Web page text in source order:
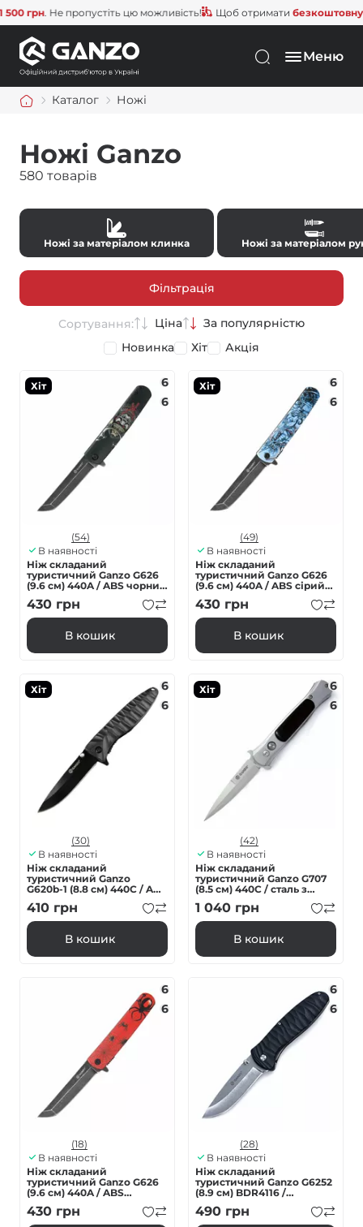
. Не пропустіть цю можливість! Щоб отриматибезкоштовну
Меню
Каталог Ножі
Ножі Ganzo
580 товарів
Ножі за матеріалом клинка Ножі за матеріалом
Фільтрація
Сортування: Ціна
За популярністю
Новинка
Хіт Акція
Хіт
6
6
(54)
В наявності
Ніж складаний
туристичний Ganzo G626
(9.6 см) 440A / ABS чорний
самурай
430 грн
В кошик
Хіт
6
6
(49)
В наявності
Ніж складаний
туристичний Ganzo G626
(9.6 см) 440A / ABS сірий
самурай
430 грн
В кошик
Хіт
6
6
(30)
В наявності
Ніж складаний
туристичний Ganzo
G620b-1 (8.8 см) 440C / ABS
чорний
410 грн
В кошик
Хіт
6
6
(42)
В наявності
Ніж складаний
туристичний Ganzo G707
(8.5 см) 440C / сталь з
деревом сірий
1 040 грн
В кошик
6
6
(18)
В наявності
Ніж складаний
туристичний Ganzo G626
(9.6 см) 440A / ABS
червоний
430 грн
6
6
(28)
В наявності
Ніж складаний
туристичний Ganzo G6252
(8.9 см) BDR4116 /
fiberglass чорний
490 грн